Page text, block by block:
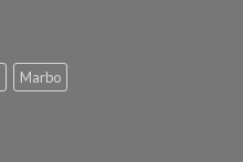
Marbo